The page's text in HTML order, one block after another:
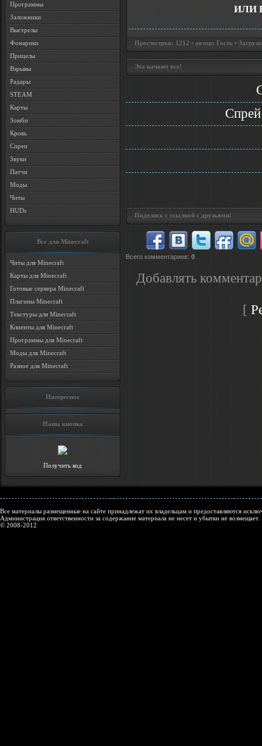
Программы
Заложники
Выстрелы
Фонарики
Прицелы
Взрывы
Радары
STEAM
Карты
Зомби
Кровь
Спреи
Звуки
Патчи
Моды
Читы
HUDs
Все для Minecraft
Читы для Minecraft
Карты для Minecraft
Готовые сервера Minecraft
Плагины Minecraft
Текстуры для Minecraft
Клиенты для Minecraft
Программы для Minecraft
Моды для Minecraft
Разное для Minecraft
Интересное
Наша кнопка
Получить код
ИЛИ
Просмотров: 1212 • автор: Гость •
Эта качают все!
Поделись с ссылкой с друзьями!
Всего комментариев: 0
Добавлять
[
Все материалы размещенные на сайте принадлежат их владельцам и предоставляются
Администрация ответственности за содержание материала не несет и убытки не возмещает.
© 2008-2012